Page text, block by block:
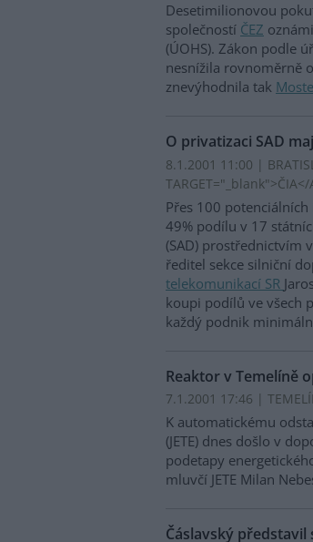
Desetimilionovou
společností ČEZ
(ÚOHS). Zákon podle
nesnížila rovnoměrně
znevýhodnila tak
O privatizaci SAD
8.1.2001 11:00 |
TARGET="_blank">ČIA</
Přes 100
49% podílu v 17
(SAD) prostřednictvím
ředitel sekce silniční
telekomunikací SR
koupi podílů ve všech
každý podnik
Reaktor v Temelíně
7.1.2001 17:46 |
K automatickému
(JETE) dnes došlo v
podetapy
mluvčí JETE Milan
Čáslavský představil